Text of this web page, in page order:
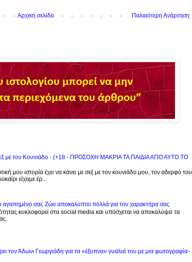
Παλαιότερη Ανάρτηση
Αρχική σελίδα
με τον Kουνιάδο - (+18 - ΠΡΟΣΟΧΗ ΜΑΚΡΙΑ ΤΑ ΠΑΙΔΙΑ ΑΠΟ ΑΥΤΟ ΤΟ
μου ιστορία έχει να κάνει με σεξ με τον κουνιάδο μου, τον αδερφό του
είχαμε έρ...
αγαπημένο σας Zώο αποκαλύπτει πολλά για τον χαρακτήρα σας
κυκλοφορεί στα social media και υπόσχεται να αποκαλύψει τα
τον Άδωνι Γεωργιάδη για τα «έξυπνα» γυαλιά του με μια φωτογραφία-